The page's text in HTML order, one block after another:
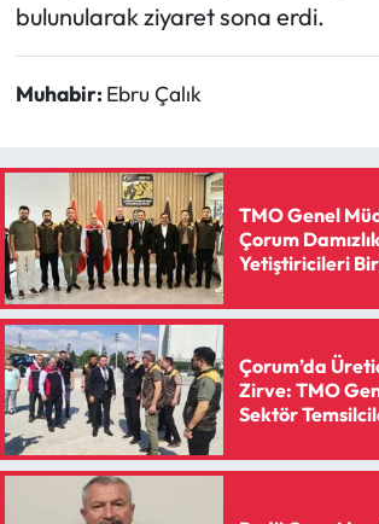
bulunularak ziyaret sona erdi.
Muhabir: Ebru Çalık
TMO Genel
Çorum Damızlık
Yetiştiricileri
Çorum’da
Zirve: TMO
Sektör